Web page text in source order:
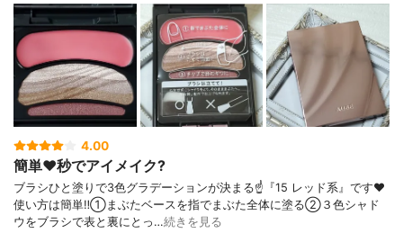
4.00
簡単❤️秒でアイメイク?
ブラシひと塗りで3色グラデーションが決まる☝️『15 レッド系』です❤️
使い方は簡単‼️①まぶたベースを指でまぶた全体に塗る②３色シャド
ウをブラシで表と裏にとっ…続きを見る